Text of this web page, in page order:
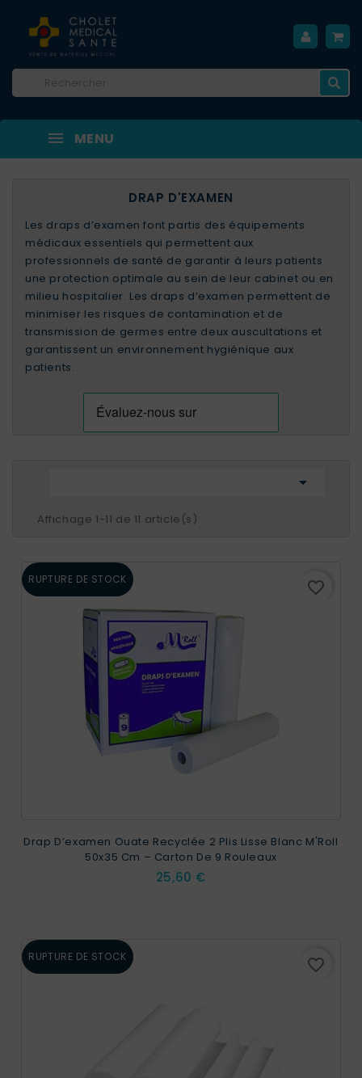
MENU
DRAP D'EXAMEN
Les draps d’examen font partis des équipements
médicaux essentiels qui permettent aux
professionnels de santé de garantir à leurs patients
une protection optimale au sein de leur cabinet ou en
milieu hospitalier. Les draps d’examen permettent de
minimiser les risques de contamination et de
transmission de germes entre deux auscultations et
garantissent un environnement hygiénique aux
patients.

Affichage 1-11 de 11 article(s)
RUPTURE DE STOCK favorite_border
Drap D’examen Ouate Recyclée 2 Plis Lisse Blanc M'Roll
50x35 Cm – Carton De 9 Rouleaux
Prix
25,60 €
RUPTURE DE STOCK favorite_border